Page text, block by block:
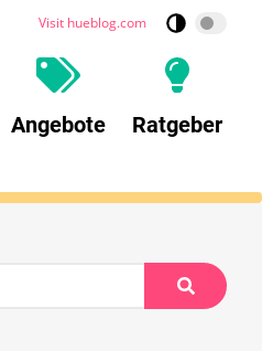
Visit hueblog.com
Angebote Ratgeber